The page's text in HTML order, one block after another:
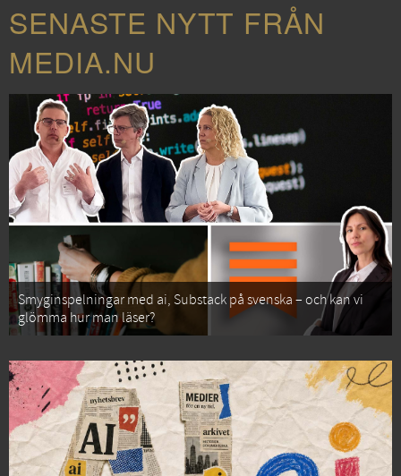
SENASTE NYTT FRÅN
MEDIA.NU
Smyginspelningar med ai, Substack på svenska – och kan vi
glömma hur man läser?